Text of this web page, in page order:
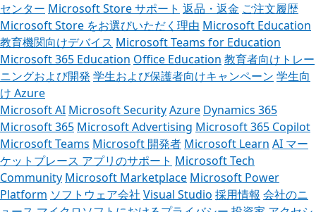
センター Microsoft Store サポート 返品・返金 ご注文履歴
Microsoft Store をお選びいただく理由 Microsoft Education
教育機関向けデバイス Microsoft Teams for Education
Microsoft 365 Education Office Education 教育者向けトレー
ニングおよび開発 学生および保護者向けキャンペーン 学生向
け Azure
Microsoft AI Microsoft SecurityAzure Dynamics 365
Microsoft 365 Microsoft Advertising Microsoft 365 Copilot
Microsoft Teams Microsoft 開発者 Microsoft Learn AI マー
ケットプレース アプリのサポート Microsoft Tech
Community Microsoft Marketplace Microsoft Power
Platform ソフトウェア会社 Visual Studio 採用情報 会社のニ